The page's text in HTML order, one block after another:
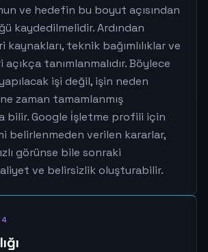
ve hedefin bu boyut açısından
kaydedilmelidir. Ardından
kaynakları, teknik bağımlılıklar ve
tanımlanmalıdır. Böylece
işi değil, işin neden
ne zaman tamamlanmış
bilir. Google i̇şletme profili için
belirlenmeden verilen kararlar,
görünse bile sonraki
ve belirsizlik oluşturabilir.
4